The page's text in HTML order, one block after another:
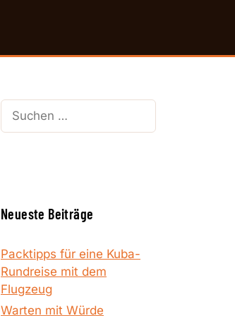
Suchen
nach:
Neueste Beiträge
Packtipps für eine Kuba-
Rundreise mit dem
Flugzeug
Warten mit Würde